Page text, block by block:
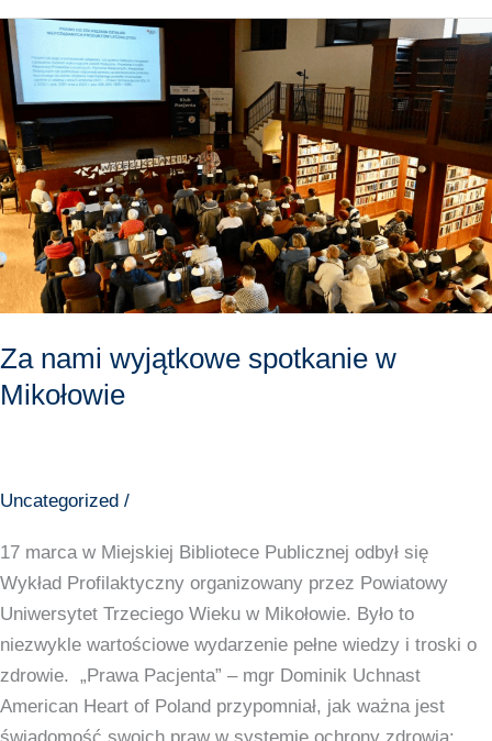
Za nami wyjątkowe spotkanie w
Mikołowie
Uncategorized /
17 marca w Miejskiej Bibliotece Publicznej odbył się
Wykład Profilaktyczny organizowany przez Powiatowy
Uniwersytet Trzeciego Wieku w Mikołowie. Było to
niezwykle wartościowe wydarzenie pełne wiedzy i troski o
zdrowie. „Prawa Pacjenta” – mgr Dominik Uchnast
American Heart of Poland przypomniał, jak ważna jest
Za
nami
wyjątkowe
spotkanie
w
Mikołowie